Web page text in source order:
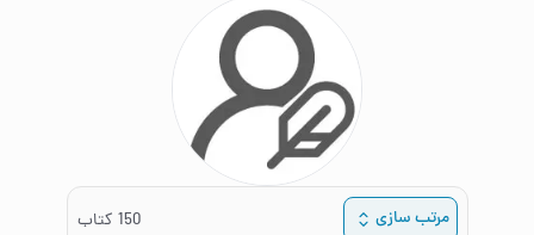
مرتب سازی 150 کتاب